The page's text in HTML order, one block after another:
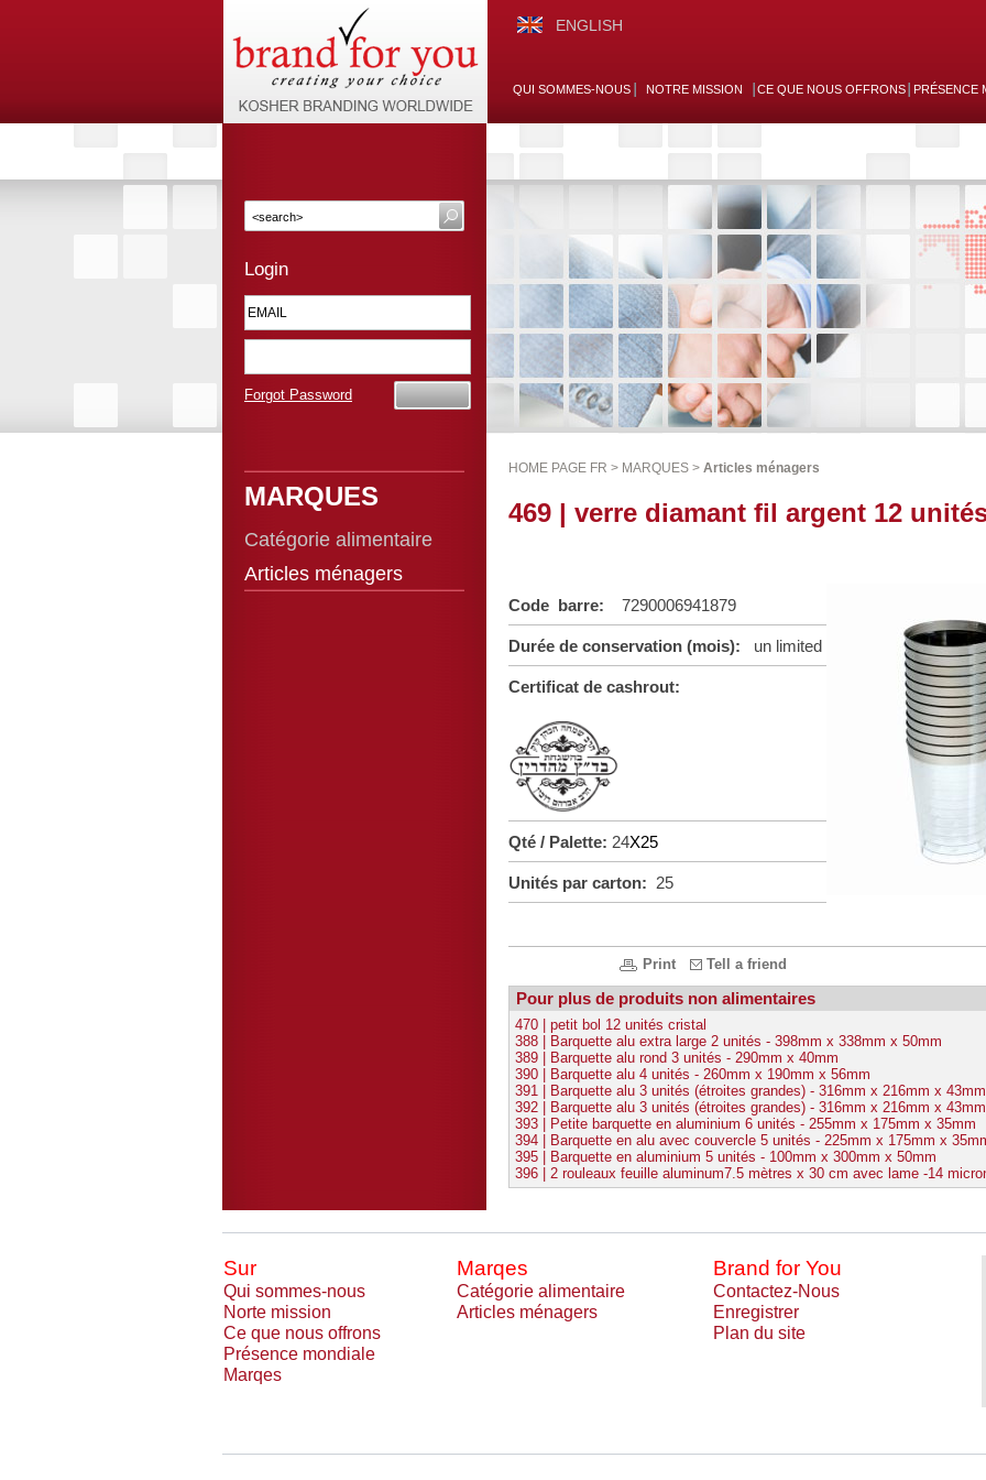
ENGLISH
QUI SOMMES-NOUS NOTRE MISSION CE QUE NOUS OFFRONS PRÉSENCE
Login
Forgot Password
MARQUES
Catégorie alimentaire
Articles ménagers
HOME PAGE FR > MARQUES > Articles ménagers
469 | verre diamant fil argent 12
Code barre: 7290006941879
Durée de conservation (mois): un limited
Certificat de cashrout:
Qté / Palette: 24X25
Unités par carton: 25
Print Tell a friend
Pour plus de produits non alimentaires
470 | petit bol 12 unités cristal
388 | Barquette alu extra large 2 unités - 398mm x 338mm x 50mm
389 | Barquette alu rond 3 unités - 290mm x 40mm
390 | Barquette alu 4 unités - 260mm x 190mm x 56mm
391 | Barquette alu 3 unités (étroites grandes) - 316mm x 216mm x 43mm
392 | Barquette alu 3 unités (étroites grandes) - 316mm x 216mm x
393 | Petite barquette en aluminium 6 unités - 255mm x 175mm x 35mm
394 | Barquette en alu avec couvercle 5 unités - 225mm x 175mm x
395 | Barquette en aluminium 5 unités - 100mm x 300mm x 50mm
396 | 2 rouleaux feuille aluminum7.5 mètres x 30 cm avec lame -14
Sur Marqes Brand for You
Qui sommes-nous Catégorie alimentaire
Contactez-Nous
Norte mission
Articles ménagers
Enregistrer
Ce que nous offrons
Plan du site
Présence mondiale
Marqes